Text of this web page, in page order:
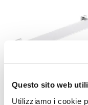
Questo sito web
Utilizziamo i cookie
Acciaio al
Cromato
Posizione
CODICE: 69191361G